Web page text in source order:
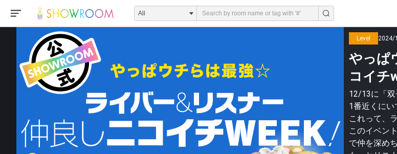
Level 2024/
やっぱ
コイチ
12/13に「双
1番近くに
これって、
このイベン
で仲を深め